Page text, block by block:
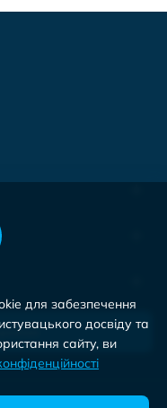
для забезпечення
досвіду та
сайту, ви